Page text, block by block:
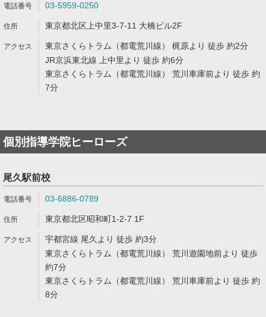
03-5959-0250
東京都北区上中里3-7-11 大橋ビル2F
東京さくらトラム（都電荒川線） 梶原より 徒歩 約2分
JR京浜東北線 上中里より 徒歩 約6分
東京さくらトラム（都電荒川線） 荒川車庫前より 徒歩 約
7分
個別指導学院ヒーローズ
尾久駅前校
03-6886-0789
東京都北区昭和町1-2-7 1F
宇都宮線 尾久より 徒歩 約3分
東京さくらトラム（都電荒川線） 荒川遊園地前より 徒歩
約7分
東京さくらトラム（都電荒川線） 荒川車庫前より 徒歩 約
8分